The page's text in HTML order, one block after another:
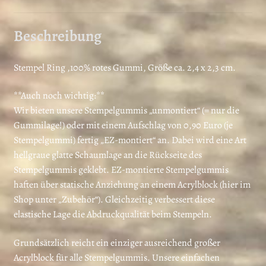
Beschreibung
Stempel Ring ,100% rotes Gummi, Größe ca. 2,4 x 2,3 cm.
**Auch noch wichtig:**
Wir bieten unsere Stempelgummis „unmontiert“ (= nur die
Gummilage!) oder mit einem Aufschlag von 0,90 Euro (je
Stempelgummi) fertig „EZ-montiert“ an. Dabei wird eine Art
hellgraue glatte Schaumlage an die Rückseite des
Stempelgummis geklebt. EZ-montierte Stempelgummis
haften über statische Anziehung an einem Acrylblock (hier im
Shop unter „Zubehör“). Gleichzeitig verbessert diese
elastische Lage die Abdruckqualität beim Stempeln.
Grundsätzlich reicht ein einziger ausreichend großer
Acrylblock für alle Stempelgummis. Unsere einfachen